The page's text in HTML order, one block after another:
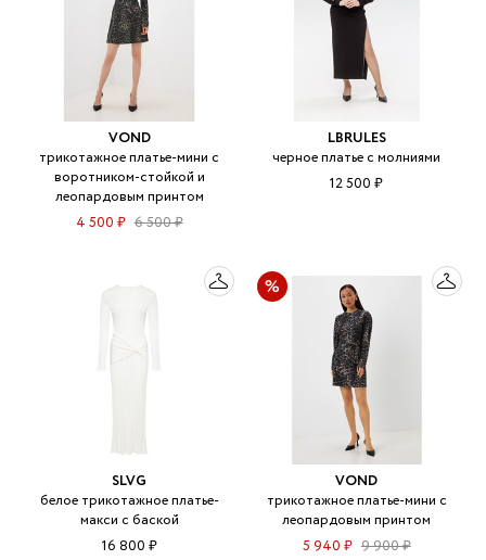
VOND
трикотажное платье-мини с
воротником-стойкой и
леопардовым принтом
4 500 ₽ 6 500 ₽
LBRULES
черное платье с молниями
12 500 ₽
SLVG
белое трикотажное платье-
макси с баской
16 800 ₽
VOND
трикотажное платье-мини с
леопардовым принтом
5 940 ₽ 9 900 ₽